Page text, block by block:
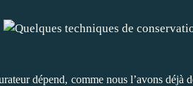
dépend, comme nous l’avons déjà